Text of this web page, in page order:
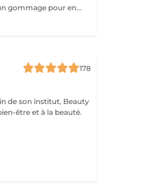
Soin pour les mains très sèche: on effectue un gommage pour enlever les peaux mortes, on applique une crème très grasse et on trempe les mains dans la paraffine chaude pour faire pénétrer la crème en profondeur et redonner aux mains la douceur. Après un temps de pose nous terminons par un massage des mains pour faire pénétrer l'excédant de crème.
178
de son institut, Beauty
être et à la beauté.